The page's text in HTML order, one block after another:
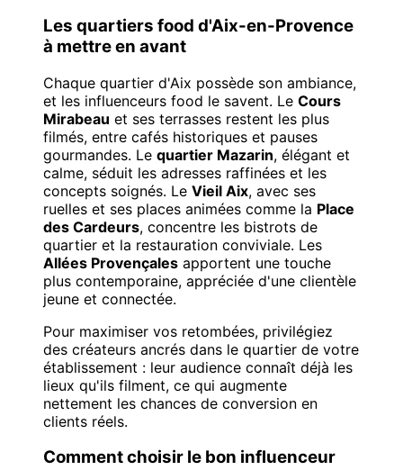
Les quartiers food d'Aix-en-Provence
à mettre en avant
Chaque quartier d'Aix possède son ambiance,
et les influenceurs food le savent. Le Cours
Mirabeau et ses terrasses restent les plus
filmés, entre cafés historiques et pauses
gourmandes. Le quartier Mazarin, élégant et
calme, séduit les adresses raffinées et les
concepts soignés. Le Vieil Aix, avec ses
ruelles et ses places animées comme la Place
des Cardeurs, concentre les bistrots de
quartier et la restauration conviviale. Les
Allées Provençales apportent une touche
plus contemporaine, appréciée d'une clientèle
jeune et connectée.
Pour maximiser vos retombées, privilégiez
des créateurs ancrés dans le quartier de votre
établissement : leur audience connaît déjà les
lieux qu'ils filment, ce qui augmente
nettement les chances de conversion en
clients réels.
Comment choisir le bon influenceur